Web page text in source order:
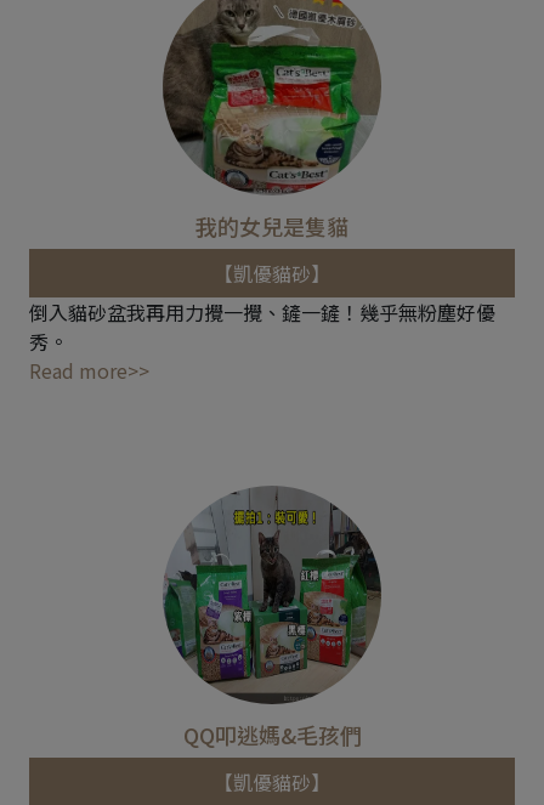
我的女兒是隻貓
【凱優貓砂】
倒入貓砂盆我再用力攪一攪、鏟一鏟！幾乎無粉塵好優
秀。
Read more>>
QQ叩逃媽&毛孩們
【凱優貓砂】